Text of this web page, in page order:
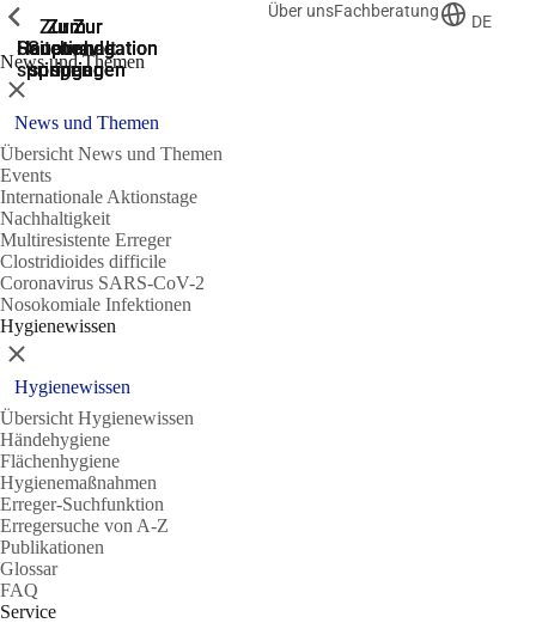
Zur
Suche
springen
Zur
Hauptnavigation
springen
Zur
Hauptnavigation
springen
Zum
Hauptinhalt
springen
Zum
Seitenende
springen
Über unsFachberatung
DE
News und Themen
Zeige vorherige
Schließen
News und Themen
Übersicht News und Themen
Events
Internationale Aktionstage
Nachhaltigkeit
Multiresistente Erreger
Clostridioides difficile
Coronavirus SARS-CoV-2
Nosokomiale Infektionen
Hygienewissen
Zeige vorherige
Schließen
Hygienewissen
Übersicht Hygienewissen
Händehygiene
Flächenhygiene
Hygienemaßnahmen
Erreger-Suchfunktion
Erregersuche von A-Z
Publikationen
Glossar
FAQ
Service
Zeige vorherige